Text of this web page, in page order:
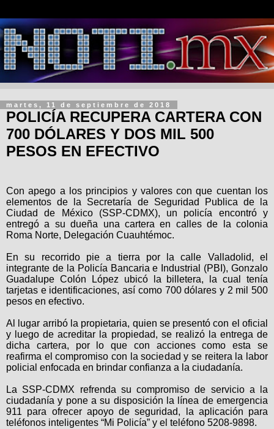
martes, 11 de septiembre de 2018
POLICÍA RECUPERA CARTERA CON
700 DÓLARES Y DOS MIL 500
PESOS EN EFECTIVO
Con apego a los principios y valores con que cuentan los
elementos de la Secretaría de Seguridad Publica de la
Ciudad de México (SSP-CDMX), un policía encontró y
entregó a su dueña una cartera en calles de la colonia
Roma Norte, Delegación Cuauhtémoc.
En su recorrido pie a tierra por la calle Valladolid, el
integrante de la Policía Bancaria e Industrial (PBI), Gonzalo
Guadalupe Colón López ubicó la billetera, la cual tenía
tarjetas e identificaciones, así como 700 dólares y 2 mil 500
pesos en efectivo.
Al lugar arribó la propietaria, quien se presentó con el oficial
y luego de acreditar la propiedad, se realizó la entrega de
dicha cartera, por lo que con acciones como esta se
reafirma el compromiso con la sociedad y se reitera la labor
policial enfocada en brindar confianza a la ciudadanía.
La SSP-CDMX refrenda su compromiso de servicio a la
ciudadanía y pone a su disposición la línea de emergencia
911 para ofrecer apoyo de seguridad, la aplicación para
teléfonos inteligentes “Mi Policía” y el teléfono 5208-9898.